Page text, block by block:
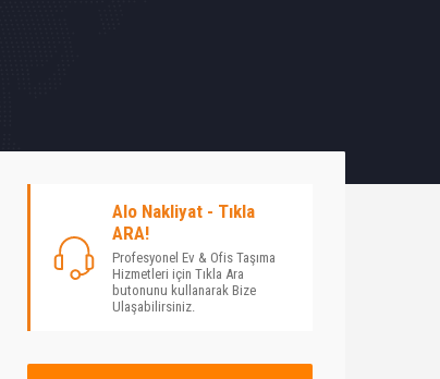
Alo Nakliyat - Tıkla
ARA!
Profesyonel Ev & Ofis Taşıma
Hizmetleri için Tıkla Ara
butonunu kullanarak Bize
Ulaşabilirsiniz.